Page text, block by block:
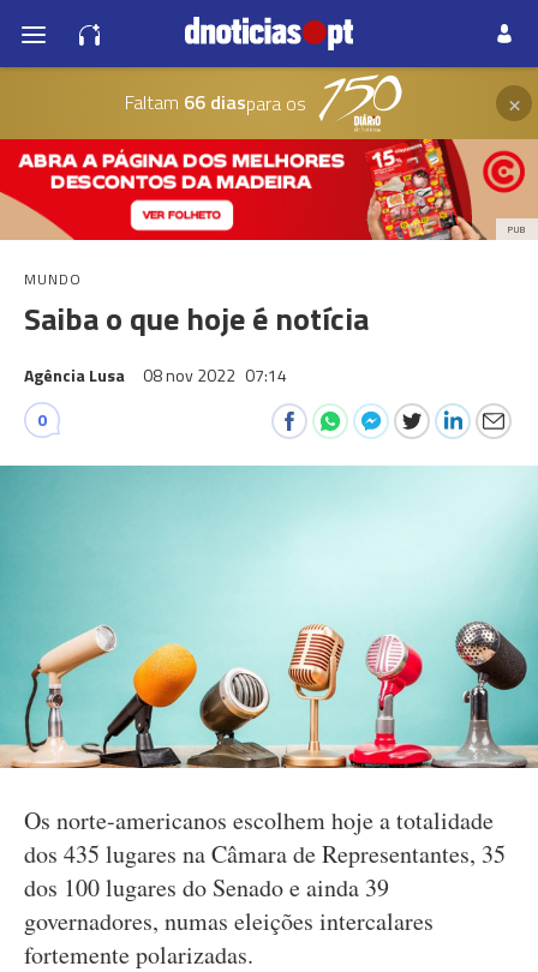
Faltam 66 diaspara os ×
PUB
MUNDO
Saiba o que hoje é notícia
Agência Lusa 08 nov 2022 07:14
0
Os norte-americanos escolhem hoje a totalidade
dos 435 lugares na Câmara de Representantes, 35
dos 100 lugares do Senado e ainda 39
governadores, numas eleições intercalares
fortemente polarizadas.